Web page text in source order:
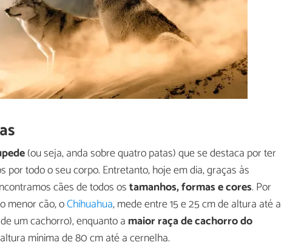
(ou seja, anda sobre quatro patas) que se destaca por ter
por todo o seu corpo. Entretanto, hoje em dia, graças às
cães de todos ostamanhos, formas e cores. Por
menor cão, oChihuahua, mede entre 15 e 25 cm de altura até a
um cachorro), enquanto a maior raça de cachorro do
mínima de 80 cm até a cernelha.